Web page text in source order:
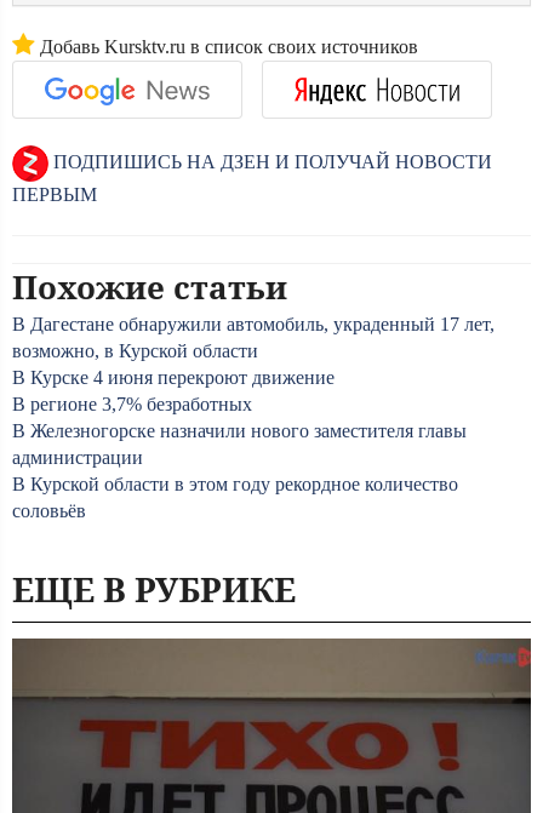
Добавь Kursktv.ru в список своих источников
ПОДПИШИСЬ НА ДЗЕН И ПОЛУЧАЙ НОВОСТИ
ПЕРВЫМ
Похожие статьи
В Дагестане обнаружили автомобиль, украденный 17 лет,
возможно, в Курской области
В Курске 4 июня перекроют движение
В регионе 3,7% безработных
В Железногорске назначили нового заместителя главы
администрации
В Курской области в этом году рекордное количество
соловьёв
ЕЩЕ В РУБРИКЕ